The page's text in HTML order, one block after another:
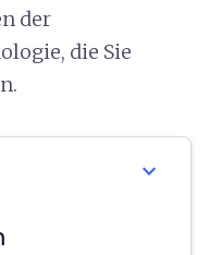
der
die Sie
expand_more